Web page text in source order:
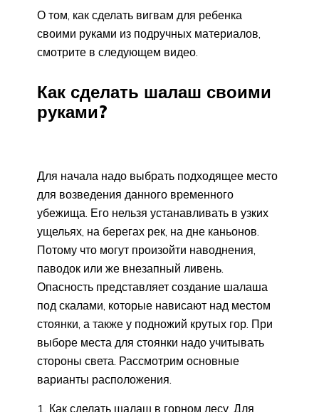
О том, как сделать вигвам для ребенка
своими руками из подручных материалов,
смотрите в следующем видео.
Как сделать шалаш своими
руками?
Для начала надо выбрать подходящее место
для возведения данного временного
убежища. Его нельзя устанавливать в узких
ущельях, на берегах рек, на дне каньонов.
Потому что могут произойти наводнения,
паводок или же внезапный ливень.
Опасность представляет создание шалаша
под скалами, которые нависают над местом
стоянки, а также у подножий крутых гор. При
выборе места для стоянки надо учитывать
стороны света. Рассмотрим основные
варианты расположения.
Как сделать шалаш в горном лесу. Для